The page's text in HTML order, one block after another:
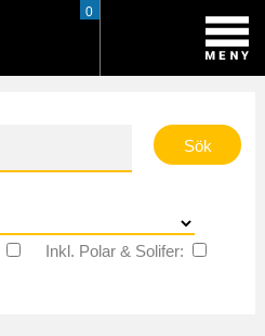
0
Inkl. Polar & Solifer: